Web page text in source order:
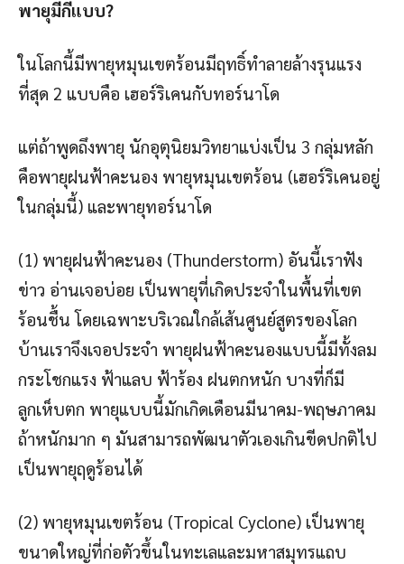
พายุมีกี่แบบ?
ในโลกนี้มีพายุหมุนเขตร้อนมีฤทธิ์ทำลายล้างรุนแรง
ที่สุด 2 แบบคือ เฮอร์ริเคนกับทอร์นาโด
แต่ถ้าพูดถึงพายุ นักอุตุนิยมวิทยาแบ่งเป็น 3 กลุ่มหลัก
คือพายุฝนฟ้าคะนอง พายุหมุนเขตร้อน (เฮอร์ริเคนอยู่
ในกลุ่มนี้) และพายุทอร์นาโด
(1) พายุฝนฟ้าคะนอง (Thunderstorm) อันนี้เราฟัง
ข่าว อ่านเจอบ่อย เป็นพายุที่เกิดประจำในพื้นที่เขต
ร้อนชื้น โดยเฉพาะบริเวณใกล้เส้นศูนย์สูตรของโลก
บ้านเราจึงเจอประจำ พายุฝนฟ้าคะนองแบบนี้มีทั้งลม
กระโชกแรง ฟ้าแลบ ฟ้าร้อง ฝนตกหนัก บางที่ก็มี
ลูกเห็บตก พายุแบบนี้มักเกิดเดือนมีนาคม-พฤษภาคม
ถ้าหนักมาก ๆ มันสามารถพัฒนาตัวเองเกินขีดปกติไป
เป็นพายุฤดูร้อนได้
(2) พายุหมุนเขตร้อน (Tropical Cyclone) เป็นพายุ
ขนาดใหญ่ที่ก่อตัวขึ้นในทะเลและมหาสมุทรแถบ